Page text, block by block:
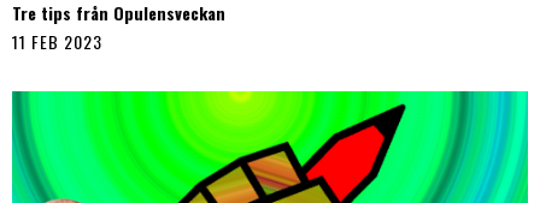
Tre tips från Opulensveckan
11 FEB 2023